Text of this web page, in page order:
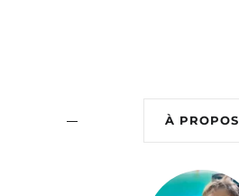
À PROPOS